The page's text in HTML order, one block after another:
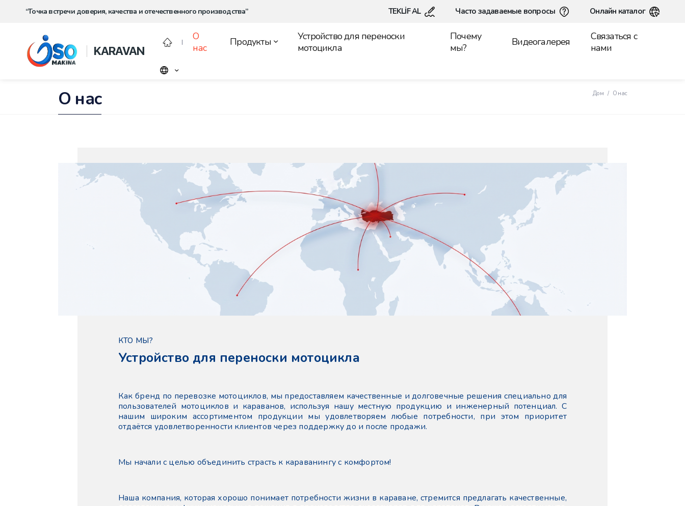
“Точка встречи доверия, качества и отечественного производства” TEKLİF AL Часто задаваемые вопросы Онлайн каталог
KARAVAN
О
нас
Продукты
Устройство для переноски
мотоцикла
Почему
мы?
Видеогалерея
Связаться с
нами
О нас Дом О нас
КТО МЫ?
Устройство для переноски мотоцикла
Как бренд по перевозке мотоциклов, мы предоставляем качественные и долговечные решения специально для
пользователей мотоциклов и караванов, используя нашу местную продукцию и инженерный потенциал. С
нашим широким ассортиментом продукции мы удовлетворяем любые потребности, при этом приоритет
отдаётся удовлетворенности клиентов через поддержку до и после продажи.
Мы начали с целью объединить страсть к караванингу с комфортом!
Наша компания, которая хорошо понимает потребности жизни в караване, стремится предлагать качественные,